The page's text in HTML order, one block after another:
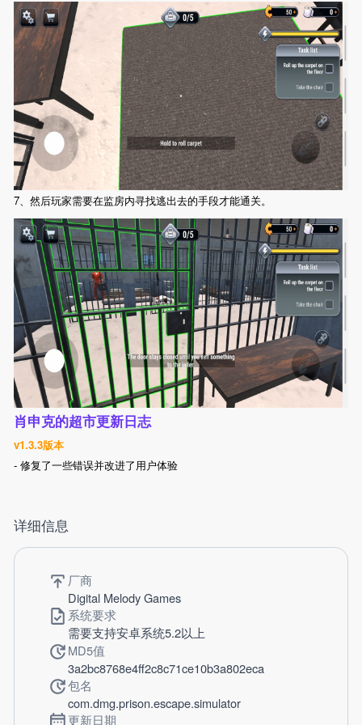
7、然后玩家需要在监房内寻找逃出去的手段才能通关。
肖申克的超市更新日志
v1.3.3版本
- 修复了一些错误并改进了用户体验
详细信息
厂商
Digital Melody Games
系统要求
需要支持安卓系统5.2以上
MD5值
3a2bc8768e4ff2c8c71ce10b3a802eca
包名
com.dmg.prison.escape.simulator
更新日期